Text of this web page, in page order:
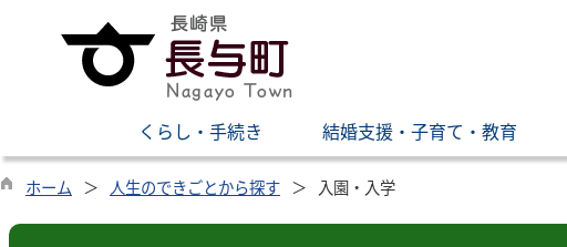
くらし・手続き 結婚支援・子育て・教育
ホーム 人生のできごとから探す 入園・入学